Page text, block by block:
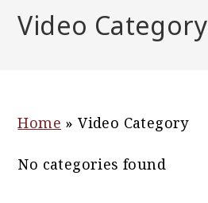
Video Category
Home »Video Category
No categories found